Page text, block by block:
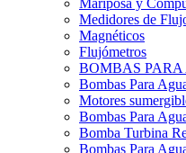
Mariposa y
Medidores de
Magnéticos
Flujómetros
BOMBAS PARA
Bombas Para
Motores
Bombas Para
Bomba Turbina
Bombas Para